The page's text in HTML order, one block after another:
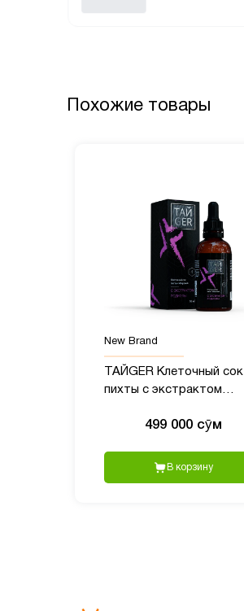
Похожие товары
New Brand
ТАЙGER Клеточный сок
пихты с экстрактом
499 000 сӯм
В корзину